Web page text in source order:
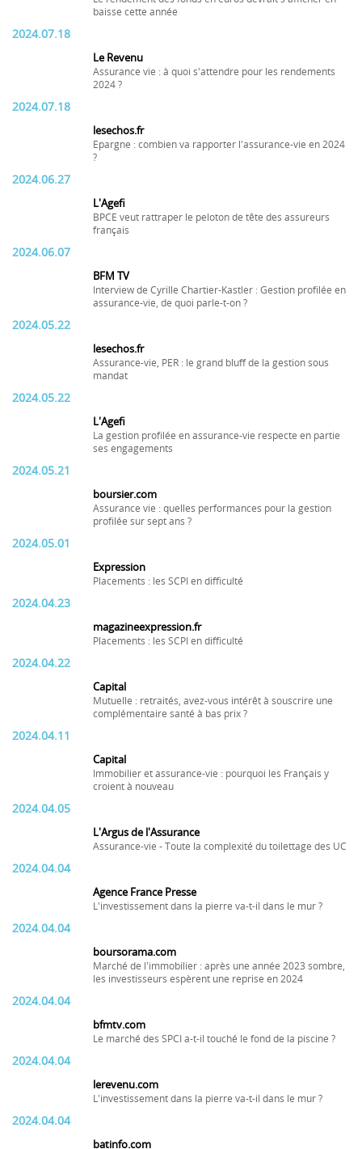
baisse cette année
2024.07.18
Le Revenu
Assurance vie : à quoi s'attendre pour les rendements
2024 ?
2024.07.18
lesechos.fr
Epargne : combien va rapporter l'assurance-vie en 2024
?
2024.06.27
L'Agefi
BPCE veut rattraper le peloton de tête des assureurs
français
2024.06.07
BFM TV
Interview de Cyrille Chartier-Kastler : Gestion profilée en
assurance-vie, de quoi parle-t-on ?
2024.05.22
lesechos.fr
Assurance-vie, PER : le grand bluff de la gestion sous
mandat
2024.05.22
L'Agefi
La gestion profilée en assurance-vie respecte en partie
ses engagements
2024.05.21
boursier.com
Assurance vie : quelles performances pour la gestion
profilée sur sept ans ?
2024.05.01
Expression
Placements : les SCPI en difficulté
2024.04.23
magazineexpression.fr
Placements : les SCPI en difficulté
2024.04.22
Capital
Mutuelle : retraités, avez-vous intérêt à souscrire une
complémentaire santé à bas prix ?
2024.04.11
Capital
Immobilier et assurance-vie : pourquoi les Français y
croient à nouveau
2024.04.05
L'Argus de l'Assurance
Assurance-vie - Toute la complexité du toilettage des UC
2024.04.04
Agence France Presse
L'investissement dans la pierre va-t-il dans le mur ?
2024.04.04
boursorama.com
Marché de l'immobilier : après une année 2023 sombre,
les investisseurs espèrent une reprise en 2024
2024.04.04
bfmtv.com
Le marché des SPCI a-t-il touché le fond de la piscine ?
2024.04.04
lerevenu.com
L'investissement dans la pierre va-t-il dans le mur ?
2024.04.04
batinfo.com